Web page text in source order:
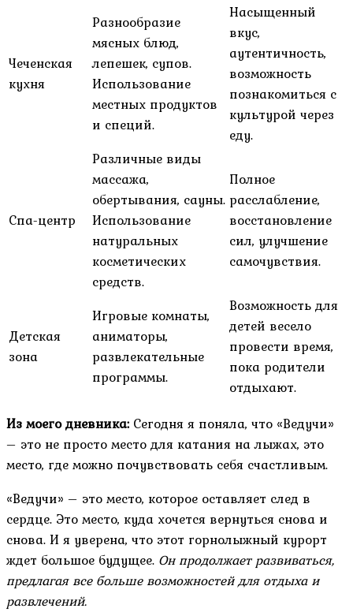
Чеченская
кухня
Разнообразие
мясных блюд,
лепешек, супов.
Использование
местных продуктов
и специй.
Насыщенный
вкус,
аутентичность,
возможность
познакомиться с
культурой через
еду.
Спа-центр
Различные виды
массажа,
обертывания, сауны.
Использование
натуральных
косметических
средств.
Полное
расслабление,
восстановление
сил, улучшение
самочувствия.
Детская
зона
Игровые комнаты,
аниматоры,
развлекательные
программы.
Возможность для
детей весело
провести время,
пока родители
отдыхают.
Из моего дневника: Сегодня я поняла, что «Ведучи»
– это не просто место для катания на лыжах, это
место, где можно почувствовать себя счастливым.
«Ведучи» – это место, которое оставляет след в
сердце. Это место, куда хочется вернуться снова и
снова. И я уверена, что этот горнолыжный курорт
ждет большое будущее. Он продолжает развиваться,
предлагая все больше возможностей для отдыха и
развлечений.